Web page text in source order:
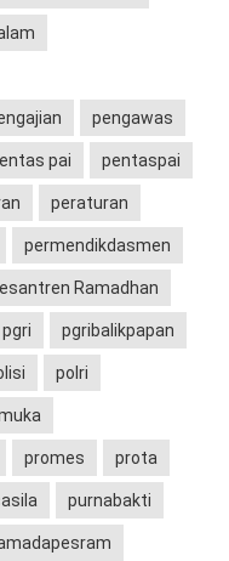
pengawas
pai pentaspai
peraturan
permendikdasmen
Ramadhan
pgri pgribalikpapan
polri
promes prota
purnabakti